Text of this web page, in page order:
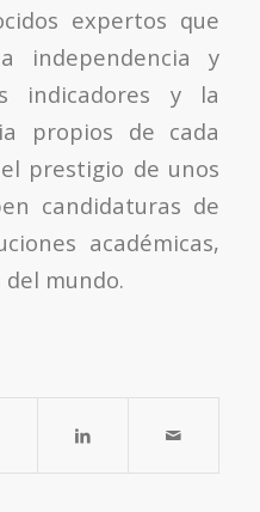
expertos que
independencia y
indicadores y la
propios de cada
prestigio de unos
candidaturas de
académicas,
mundo.